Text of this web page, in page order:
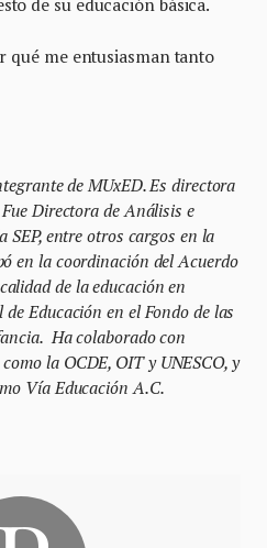
qué me entusiasman tanto
de MUxED. Es directora
Directora de Análisis e
entre otros cargos en la
en la coordinación del Acuerdo
de la educación en
Educación en el Fondo de las
Ha colaborado con
la OCDE, OIT y UNESCO, y
Vía Educación A.C.